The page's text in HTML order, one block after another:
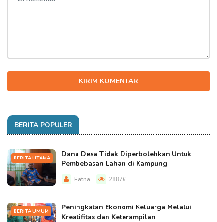
KIRIM KOMENTAR
BERITA POPULER
BERITA UTAMA
Dana Desa Tidak Diperbolehkan Untuk
Pembebasan Lahan di Kampung
Ratna 28876
BERITA UMUM
Peningkatan Ekonomi Keluarga Melalui
Kreatifitas dan Keterampilan